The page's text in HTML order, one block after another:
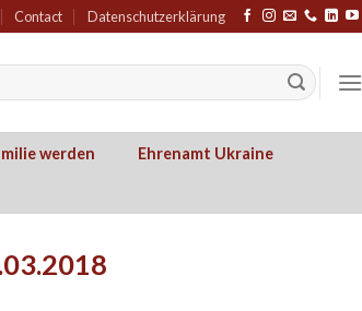
Contact Datenschutzerklärung
werden Ehrenamt Ukraine